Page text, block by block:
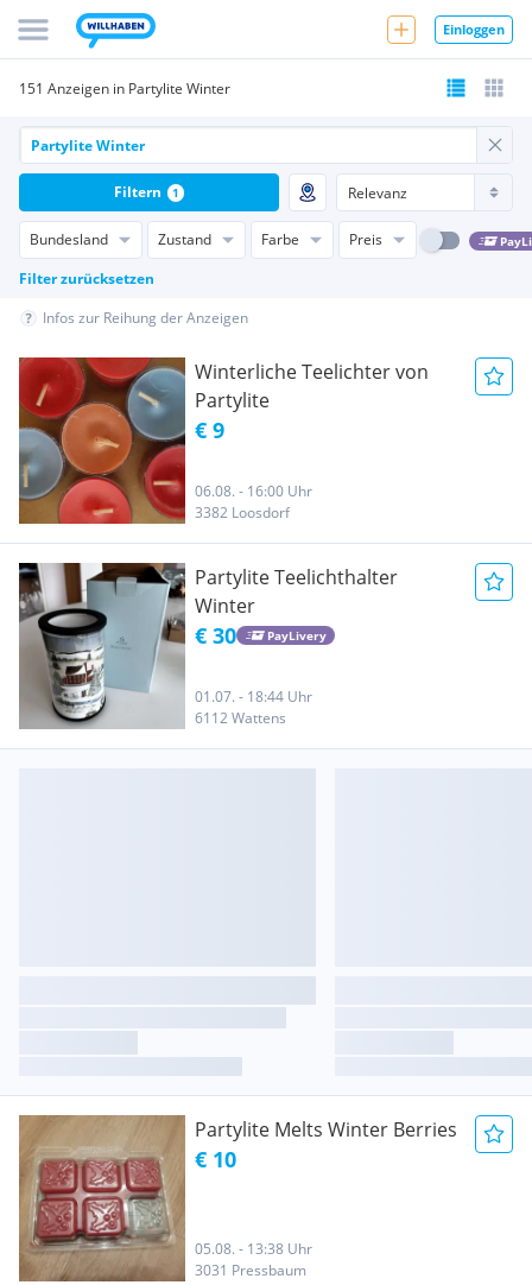
Einloggen
151 Anzeigen in Partylite Winter
Bundesland Zustand Farbe Preis
Filter zurücksetzen
Filtern 1
Infos zur Reihung der Anzeigen
Winterliche Teelichter von
Partylite
€ 9
06.08. - 16:00 Uhr
3382 Loosdorf
Partylite Teelichthalter
Winter
€ 30 PayLivery
01.07. - 18:44 Uhr
6112 Wattens
Partylite Melts Winter Berries
€ 10
05.08. - 13:38 Uhr
3031 Pressbaum